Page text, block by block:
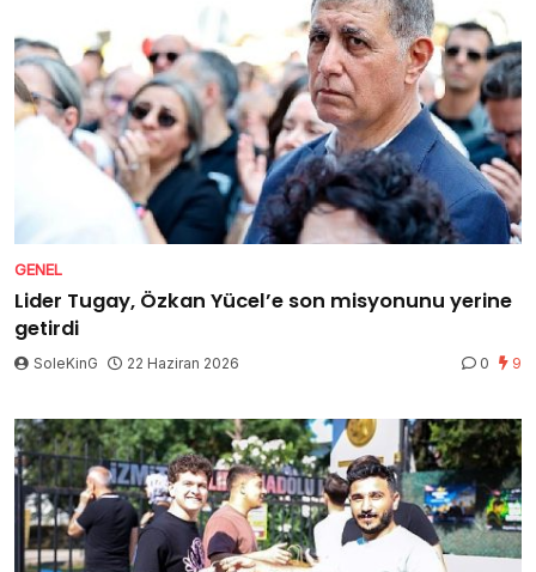
GENEL
Lider Tugay, Özkan Yücel’e son misyonunu yerine
getirdi
SoleKinG 22 Haziran 2026 0 9